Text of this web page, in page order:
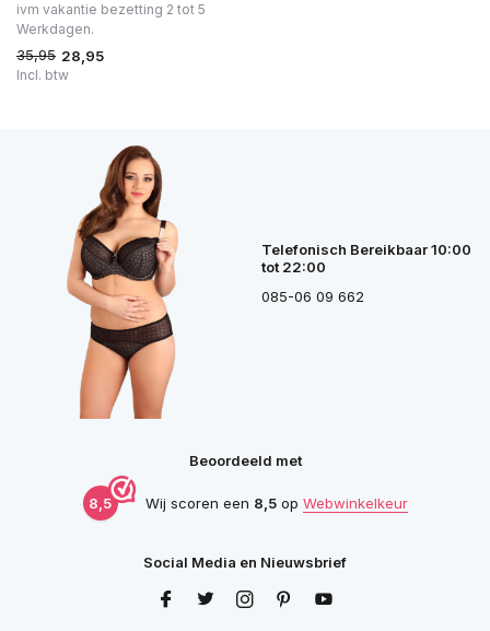
ivm vakantie bezetting 2 tot 5
Werkdagen.
35,95 28,95
Incl. btw
Telefonisch Bereikbaar 10:00
tot 22:00
085-06 09 662
Beoordeeld met
8,5 Wij scoren een 8,5op Webwinkelkeur
Social Media en Nieuwsbrief